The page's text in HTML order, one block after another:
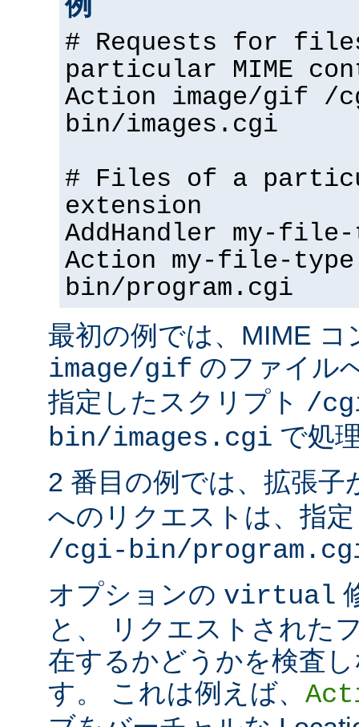
# Requests for
particular MIME
Action image/gif /
bin/images.cgi
# Files of a
extension
AddHandler my-
Action my-file-
bin/program.cgi
最初の例では、MIME
image/gif のファイル
指定したスクリプト /
bin/images.cgi で処
2 番目の例では、拡張子
へのリクエストは、指
/cgi-bin/
オプションの virtual
と、 リクエストされた
在するかどうかを検査
す。 これは例えば、